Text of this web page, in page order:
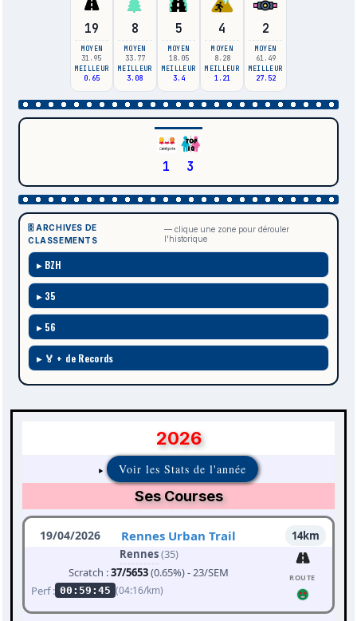
19
MOYEN
31.95
MEILLEUR
0.65
8
MOYEN
33.77
MEILLEUR
3.08
5
MOYEN
18.05
MEILLEUR
3.4
4
MOYEN
8.28
MEILLEUR
1.21
2
MOYEN
61.49
MEILLEUR
27.52
1 3
🗄️ ARCHIVES DE
CLASSEMENTS
— clique une zone pour dérouler
l'historique
BZH
35
56
🏅 + de Records
2026
Voir les Stats de l'année
Ses Courses
19/04/2026 Rennes Urban Trail
14km
Rennes(35)
Scratch :37/5653(0.65%) - 23/SEM
Perf : 00:59:45 (04:16/km)
ROUTE